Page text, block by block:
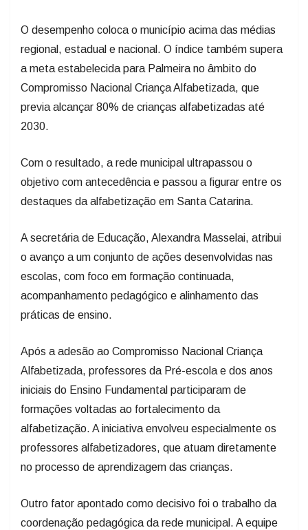
O desempenho coloca o município acima das médias
regional, estadual e nacional. O índice também supera
a meta estabelecida para Palmeira no âmbito do
Compromisso Nacional Criança Alfabetizada, que
previa alcançar 80% de crianças alfabetizadas até
2030.
Com o resultado, a rede municipal ultrapassou o
objetivo com antecedência e passou a figurar entre os
destaques da alfabetização em Santa Catarina.
A secretária de Educação, Alexandra Masselai, atribui
o avanço a um conjunto de ações desenvolvidas nas
escolas, com foco em formação continuada,
acompanhamento pedagógico e alinhamento das
práticas de ensino.
Após a adesão ao Compromisso Nacional Criança
Alfabetizada, professores da Pré-escola e dos anos
iniciais do Ensino Fundamental participaram de
formações voltadas ao fortalecimento da
alfabetização. A iniciativa envolveu especialmente os
professores alfabetizadores, que atuam diretamente
no processo de aprendizagem das crianças.
Outro fator apontado como decisivo foi o trabalho da
coordenação pedagógica da rede municipal. A equipe